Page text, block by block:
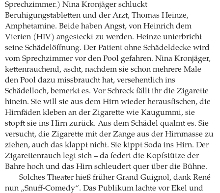
Sprechzimmer.) Nina Kronjäger schluckt
Beruhigungstabletten und der Arzt, Thomas Heinze,
Amphetamine. Beide haben Angst, von Heinrich dem
Vierten (HIV) angesteckt zu werden. Heinze unterbricht
seine Schädelöffnung. Der Patient ohne Schädeldecke wird
vom Sprechzimmer vor den Pool gefahren. Nina Kronjäger,
kettenrauchend, ascht, nachdem sie schon mehrere Male
den Pool dazu missbraucht hat, versehentlich ins
Schädelloch, bemerkt es. Vor Schreck fällt ihr die Zigarette
hinein. Sie will sie aus dem Hirn wieder herausfischen, die
Hirnfäden kleben an der Zigarette wie Kaugummi, sie
stopft sie ins Hirn zurück. Aus dem Schädel qualmt es. Sie
versucht, die Zigarette mit der Zange aus der Hirnmasse zu
ziehen, auch das klappt nicht. Sie kippt Soda ins Hirn. Der
Zigarettenrauch legt sich – da federt die Kopfstütze der
Bahre hoch und das Hirn schleudert quer über die Bühne.
Solches Theater hieß früher Grand Guignol, dank René
nun „Snuff-Comedy“. Das Publikum lachte vor Ekel und